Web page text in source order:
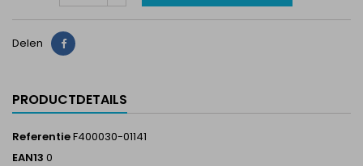
Delen Delen
PRODUCTDETAILS
ReferentieF400030-01141
EAN13 0